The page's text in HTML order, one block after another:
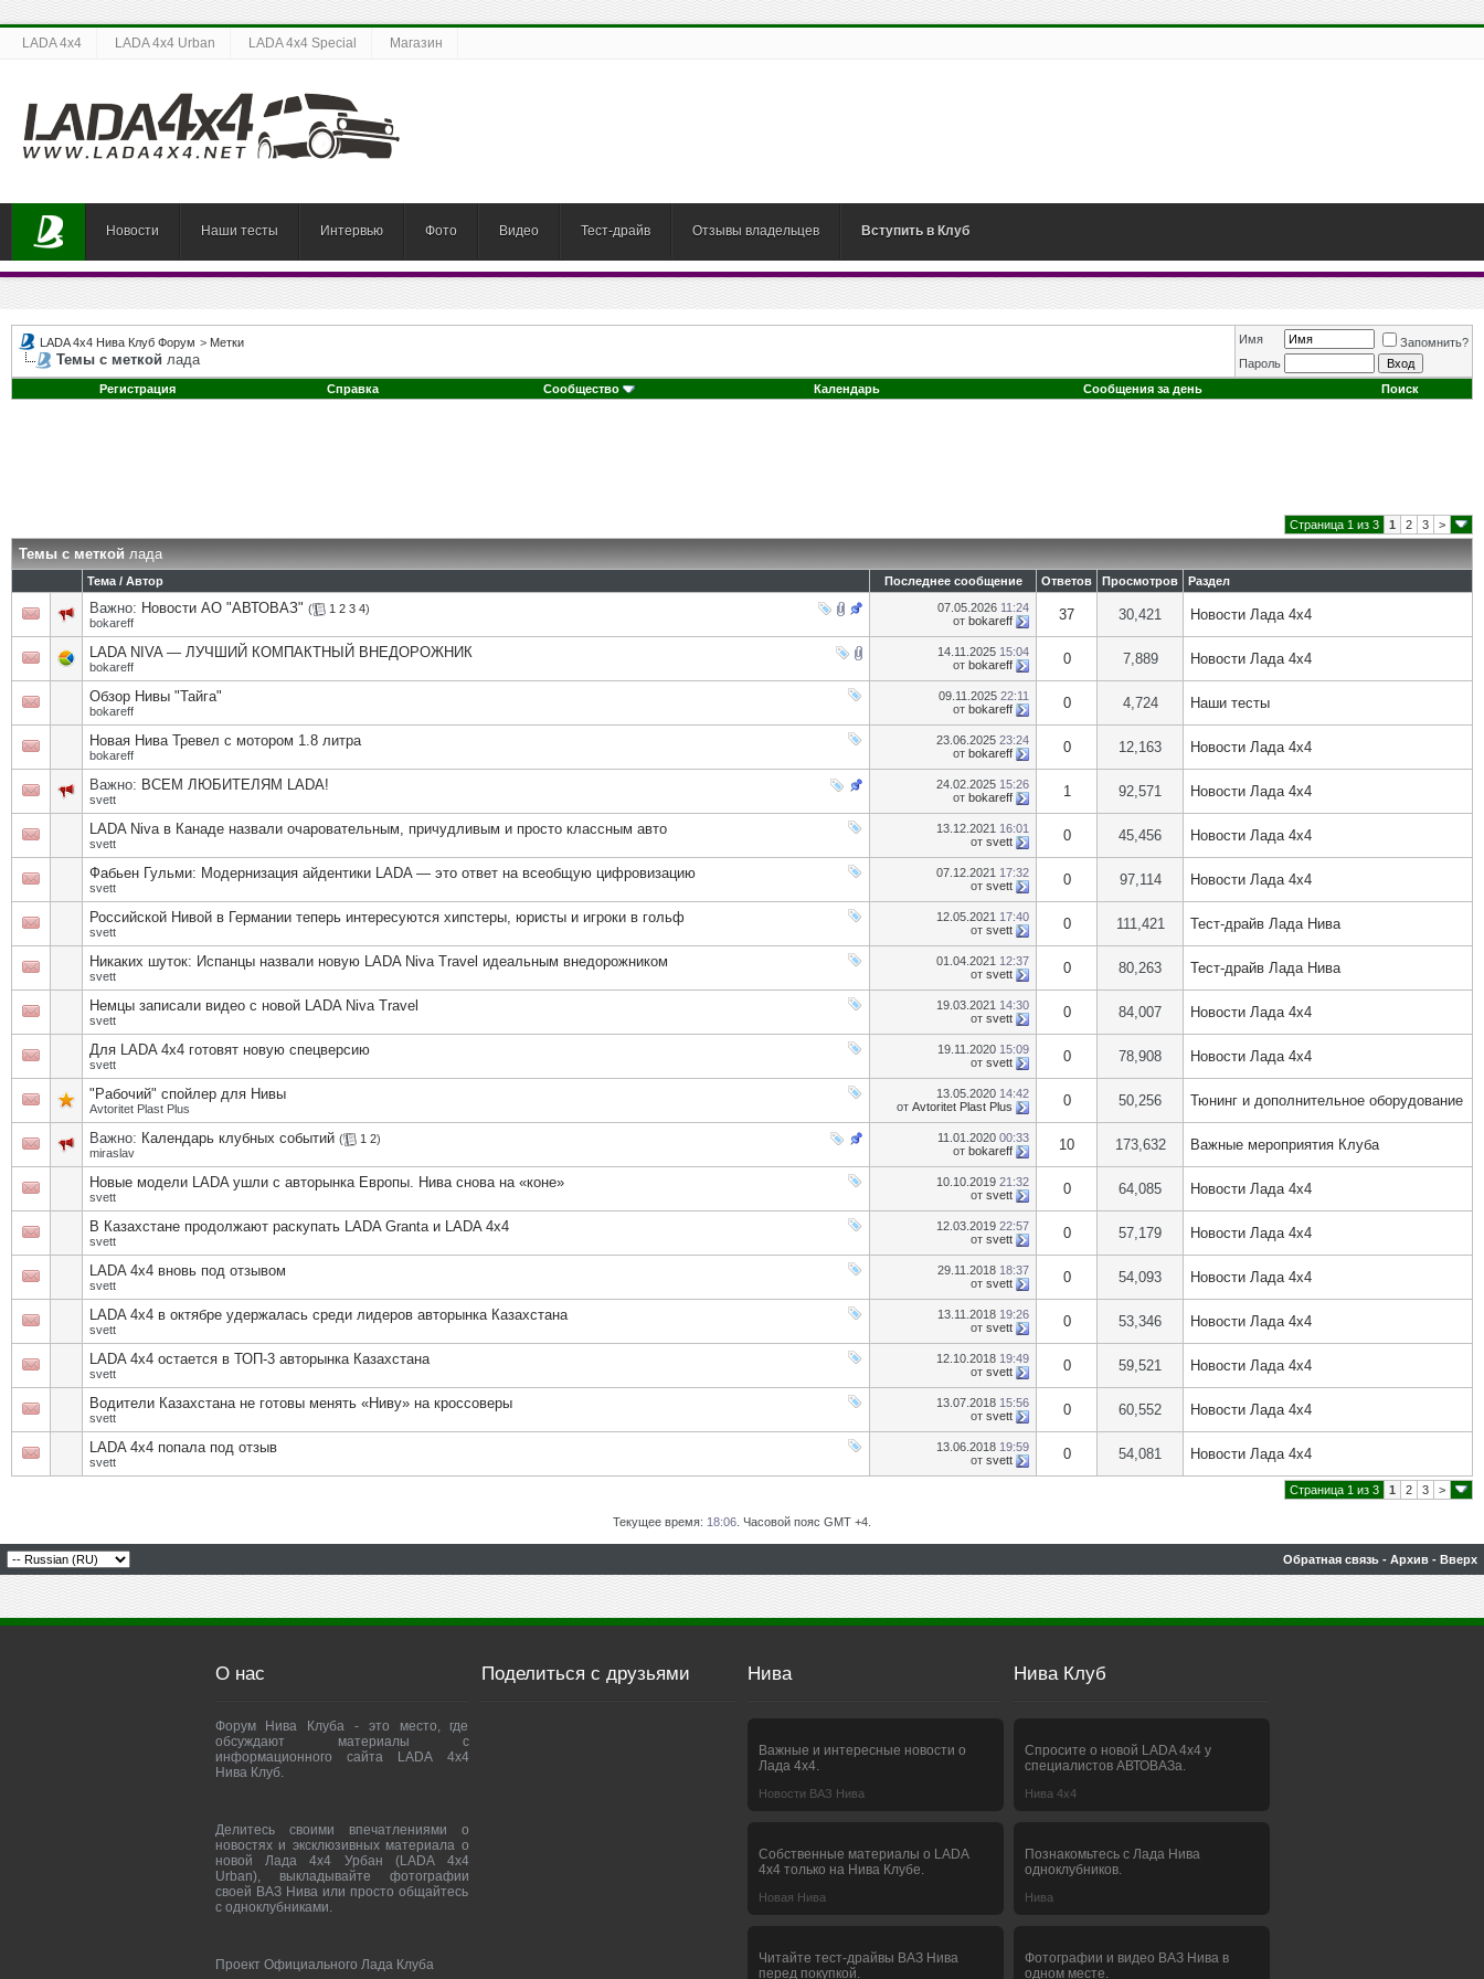
LADA 4x4 LADA 4x4 Urban LADA 4x4 Special Магазин
Новости Наши тесты Интервью Фото Видео Тест-драйв Отзывы владельцев Вступить в Клуб
LADA 4x4 Нива Клуб Форум > Метки
Темы с меткой лада
Имя
Запомнить?
Пароль
Регистрация
Справка Сообщество Календарь Сообщения за день Поиск
Страница 1 из 3 1 2 3 >
Темы с меткойлада
Тема / Автор Последнее сообщение Ответов Просмотров Раздел
Важно: Новости АО "АВТОВАЗ" ( 1 2 3 4)
bokareff
07.05.2026 11:24
от bokareff 37 30,421 Новости Лада 4х4
LADA NIVA — ЛУЧШИЙ КОМПАКТНЫЙ ВНЕДОРОЖНИК
bokareff
14.11.2025 15:04
от bokareff 0 7,889 Новости Лада 4х4
Обзор Нивы "Тайга"
bokareff
09.11.2025 22:11
от bokareff 0 4,724 Наши тесты
Новая Нива Тревел с мотором 1.8 литра
bokareff
23.06.2025 23:24
от bokareff 0 12,163 Новости Лада 4х4
Важно: ВСЕМ ЛЮБИТЕЛЯМ LADA!
svett
24.02.2025 15:26
от bokareff 1 92,571 Новости Лада 4х4
LADA Niva в Канаде назвали очаровательным, причудливым и просто классным авто
svett
13.12.2021 16:01
от svett 0 45,456 Новости Лада 4х4
Фабьен Гульми: Модернизация айдентики LADA — это ответ на всеобщую цифровизацию
svett
07.12.2021 17:32
от svett 0 97,114 Новости Лада 4х4
Российской Нивой в Германии теперь интересуются хипстеры, юристы и игроки в гольф
svett
12.05.2021 17:40
от svett 0 111,421 Тест-драйв Лада Нива
Никаких шуток: Испанцы назвали новую LADA Niva Travel идеальным внедорожником
svett
01.04.2021 12:37
от svett 0 80,263 Тест-драйв Лада Нива
Немцы записали видео с новой LADA Niva Travel
svett
19.03.2021 14:30
от svett 0 84,007 Новости Лада 4х4
Для LADA 4x4 готовят новую спецверсию
svett
19.11.2020 15:09
от svett 0 78,908 Новости Лада 4х4
"Рабочий" спойлер для Нивы
Avtoritet Plast Plus
13.05.2020 14:42
от Avtoritet Plast Plus 0 50,256 Тюнинг и дополнительное оборудование
Важно: Календарь клубных событий ( 1 2)
miraslav
11.01.2020 00:33
от bokareff 10 173,632 Важные мероприятия Клуба
Новые модели LADA ушли с авторынка Европы. Нива снова на «коне»
svett
10.10.2019 21:32
от svett 0 64,085 Новости Лада 4х4
В Казахстане продолжают раскупать LADA Granta и LADA 4х4
svett
12.03.2019 22:57
от svett 0 57,179 Новости Лада 4х4
LADA 4х4 вновь под отзывом
svett
29.11.2018 18:37
от svett 0 54,093 Новости Лада 4х4
LADA 4х4 в октябре удержалась среди лидеров авторынка Казахстана
svett
13.11.2018 19:26
от svett 0 53,346 Новости Лада 4х4
LADA 4х4 остается в ТОП-3 авторынка Казахстана
svett
12.10.2018 19:49
от svett 0 59,521 Новости Лада 4х4
Водители Казахстана не готовы менять «Ниву» на кроссоверы
svett
13.07.2018 15:56
от svett 0 60,552 Новости Лада 4х4
LADA 4х4 попала под отзыв
svett
13.06.2018 19:59
от svett 0 54,081 Новости Лада 4х4
Страница 1 из 3 1 2 3 >
Текущее время: 18:06 . Часовой пояс GMT +4.
Обратная связь - Архив - Вверх
О нас
Форум Нива Клуба - это место, где
обсуждают материалы с
информационного сайта LADA 4x4
Нива Клуб.
Делитесь своими впечатлениями о
новостях и эксклюзивных материала о
новой Лада 4х4 Урбан (LADA 4x4
Urban), выкладывайте фотографии
своей ВАЗ Нива или просто общайтесь
с одноклубниками.
Проект Официального Лада Клуба
Поделиться с друзьями Нива
Важные и интересные новости о
Лада 4х4.
Новости ВАЗ Нива
Собственные материалы о LADA
4x4 только на Нива Клубе.
Новая Нива
Читайте тест-драйвы ВАЗ Нива
перед покупкой.
Нива Клуб
Спросите о новой LADA 4x4 у
специалистов АВТОВАЗа.
Нива 4х4
Познакомьтесь с Лада Нива
одноклубников.
Нива
Фотографии и видео ВАЗ Нива в
одном месте.